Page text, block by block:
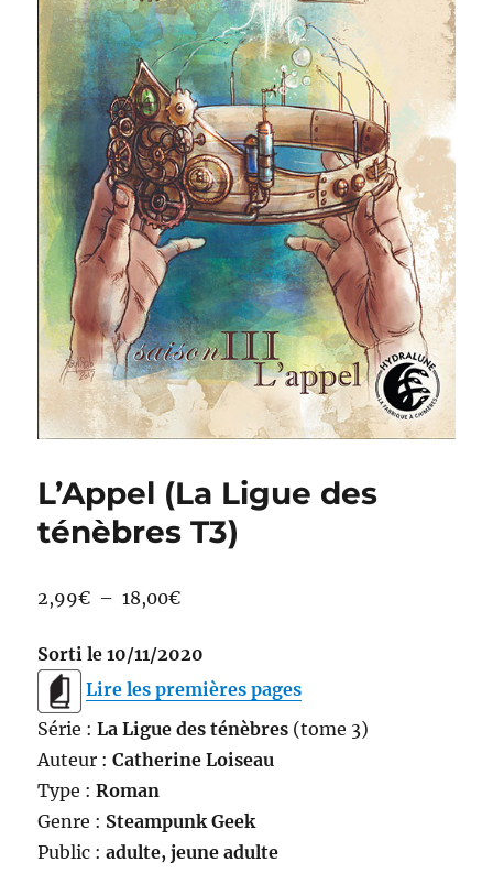
L’Appel (La Ligue des
ténèbres T3)
2,99€ – 18,00€Plage
prix :
2,99€
à
18,00€
Sorti le 10/11/2020
Lire les premières pages
Série :La Ligue des ténèbres (tome 3)
Auteur :Catherine Loiseau
Type :Roman
Genre : Steampunk Geek
Public :adulte, jeune adulte